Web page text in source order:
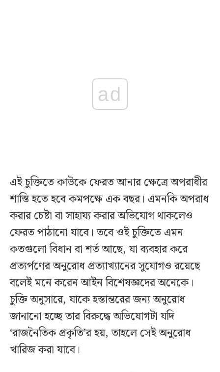
ad
এই চুক্তিতে কাউকে ফেরত আনার ক্ষেত্রে অপরাধীর
শাস্তি হতে হবে কমপক্ষে এক বছর। এমনকি অপরাধ
করার চেষ্টা বা সাহায্য করার অভিযোগ থাকলেও
ফেরত পাঠানো যাবে। তবে ওই চুক্তিতে এমন
কতগুলো বিধান বা শর্ত আছে, যা ব্যবহার করে
প্রত্যর্পণের অনুরোধ প্রত্যাখ্যানের সুযোগও রয়েছে
বলেই মনে করেন আইন বিশেষজ্ঞদের অনেকে।
চুক্তি অনুসারে, যাকে হস্তান্তরের জন্য অনুরোধ
জানানো হচ্ছে তার বিরুদ্ধে অভিযোগটা যদি
‘রাজনৈতিক প্রকৃতি’র হয়, তাহলে সেই অনুরোধ
খারিজ করা যাবে।